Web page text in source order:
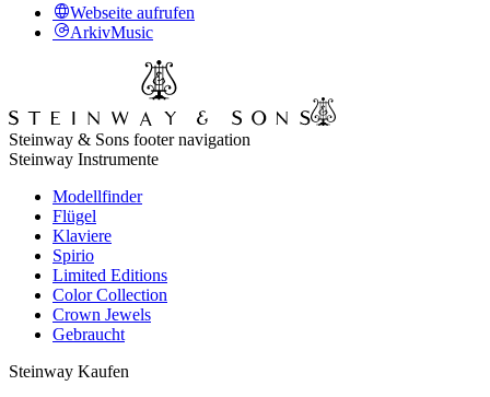
Webseite aufrufen
ArkivMusic
Steinway & Sons footer navigation
Steinway Instrumente
Modellfinder
Flügel
Klaviere
Spirio
Limited Editions
Color Collection
Crown Jewels
Gebraucht
Steinway Kaufen